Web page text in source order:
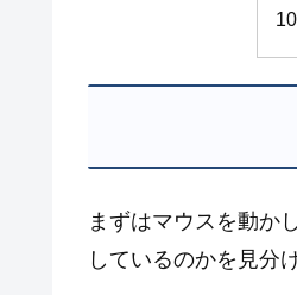
まずはマウスを動か
しているのかを見分